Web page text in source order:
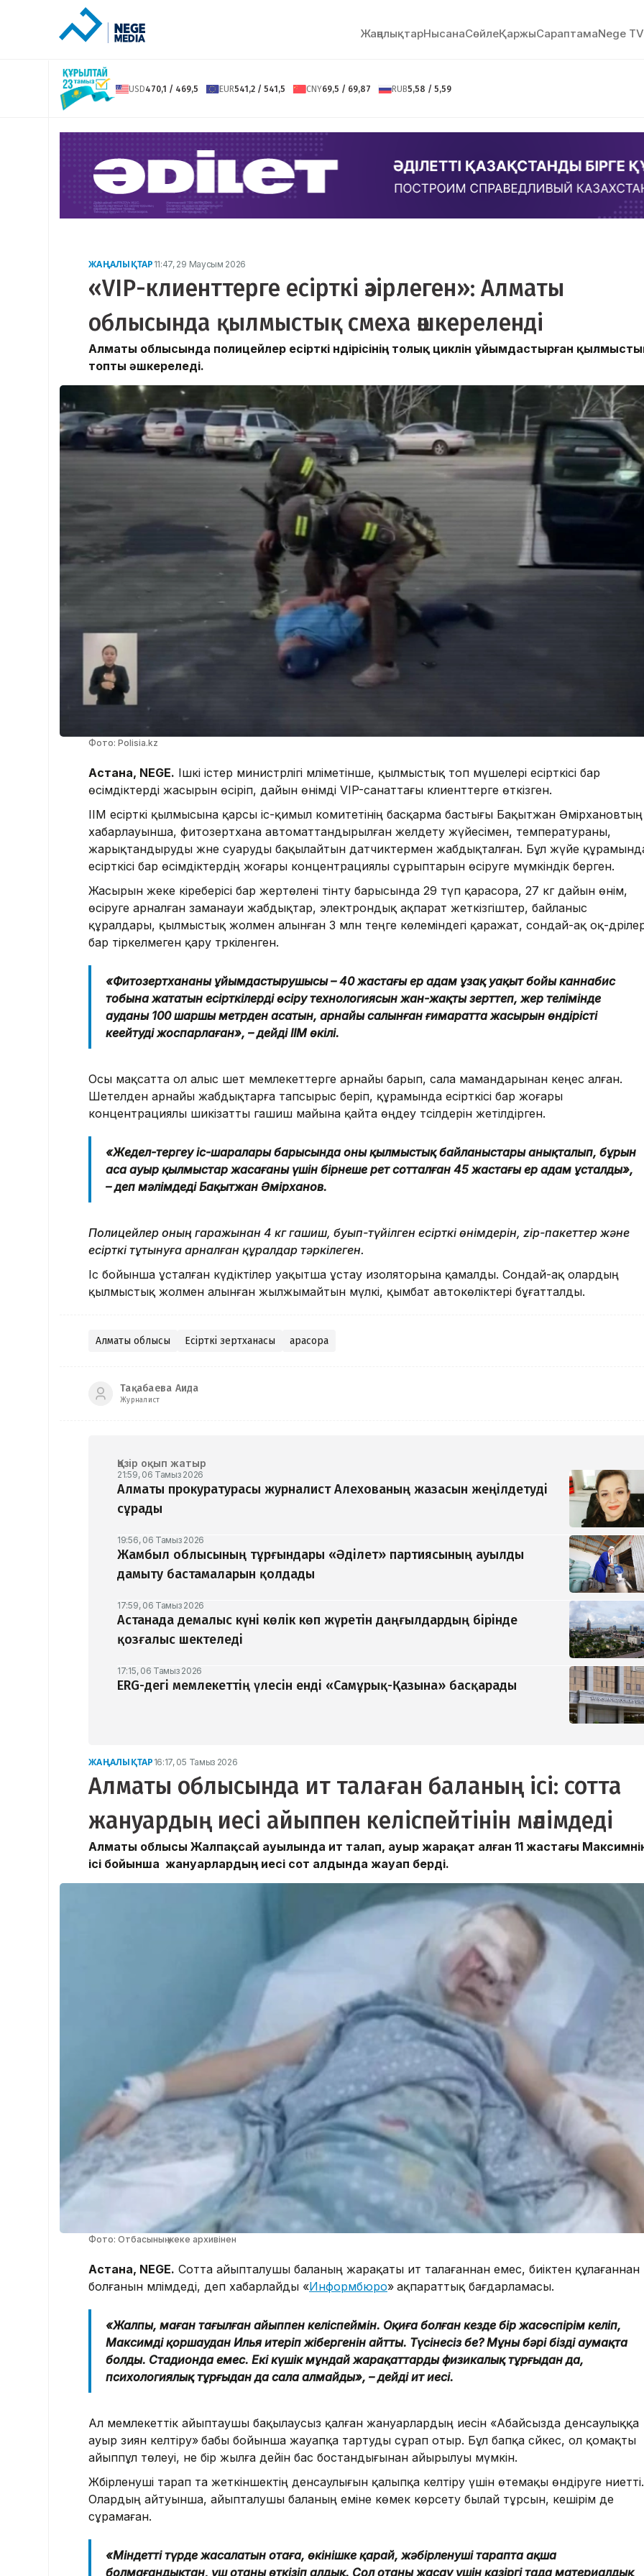
ЖаңалықтарНысанаСөйлeҚаржыСараптамаNege TV
USD470,1 / 469,5 EUR541,2 / 541,5 CNY69,5 / 69,87 RUB5,58 / 5,59
ЖАҢАЛЫҚТАР 11:47, 29 Маусым 2026
«VIP-клиенттерге есірткі әзірлеген»: Алматы
облысында қылмыстық смеха әшкереленді
Алматы облысында полицейлер есірткі өндірісінің толық циклін ұйымдастырған
топты әшкереледі.
Фото: Polisia.kz
Астана, NEGE. Ішкі істер министрлігі мәліметінше, қылмыстық топ мүшелері есірткісі бар
өсімдіктерді жасырын өсіріп, дайын өнімді VIP-санаттағы клиенттерге өткізген.
ІІМ есірткі қылмысына қарсы іс-қимыл комитетінің басқарма бастығы Бақытжан Әмірхановтың
хабарлауынша, фитозертхана автоматтандырылған желдету жүйесімен, температураны,
жарықтандыруды және суаруды бақылайтын датчиктермен жабдықталған. Бұл жүйе
есірткісі бар өсімдіктердің жоғары концентрациялы сұрыптарын өсіруге мүмкіндік берген.
Жасырын жеке кіреберісі бар жертөлені тінту барысында 29 түп қарасора, 27 кг дайын өнім,
өсіруге арналған заманауи жабдықтар, электрондық ақпарат жеткізгіштер, байланыс
құралдары, қылмыстық жолмен алынған 3 млн теңге көлеміндегі қаражат, сондай-ақ оқ-
бар тіркелмеген қару тәркіленген.
«Фитозертхананың ұйымдастырушысы – 40 жастағы ер адам ұзақ уақыт бойы каннабис
тобына жататын есірткілерді өсіру технологиясын жан-жақты зерттеп, жер телімінде
ауданы 100 шаршы метрден асатын, арнайы салынған ғимаратта жасырын өндірісті
кеңейтуді жоспарлаған», – дейді ІІМ өкілі.
Осы мақсатта ол алыс шет мемлекеттерге арнайы барып, сала мамандарынан кеңес алған.
Шетелден арнайы жабдықтарға тапсырыс беріп, құрамында есірткісі бар жоғары
концентрациялы шикізатты гашиш майына қайта өңдеу тәсілдерін жетілдірген.
«Жедел-тергеу іс-шаралары барысында оның қылмыстық байланыстары анықталып, бұрын
аса ауыр қылмыстар жасағаны үшін бірнеше рет сотталған 45 жастағы ер адам ұсталды»,
– деп мәлімдеді Бақытжан Әмірханов.
Полицейлер оның гаражынан 4 кг гашиш, буып-түйілген есірткі өнімдерін, zip-пакеттер және
есірткі тұтынуға арналған құралдар тәркілеген.
Іс бойынша ұсталған күдіктілер уақытша ұстау изоляторына қамалды. Сондай-ақ олардың
қылмыстық жолмен алынған жылжымайтын мүлкі, қымбат автокөліктері бұғатталды.
Алматы облысы Есірткі зертханасы Қарасора
Тақабаева Аида
Журналист
Қазір оқып жатыр
21:59, 06 Тамыз 2026
Алматы прокуратурасы журналист Алехованың жазасын жеңілдетуді
сұрады
19:56, 06 Тамыз 2026
Жамбыл облысының тұрғындары «Әділет» партиясының ауылды
дамыту бастамаларын қолдады
17:59, 06 Тамыз 2026
Астанада демалыс күні көлік көп жүретін даңғылдардың бірінде
қозғалыс шектеледі
17:15, 06 Тамыз 2026
ERG-дегі мемлекеттің үлесін енді «Самұрық-Қазына» басқарады
ЖАҢАЛЫҚТАР 16:17, 05 Тамыз 2026
Алматы облысында ит талаған баланың ісі: сотта
жануардың иесі айыппен келіспейтінін мәлімдеді
Алматы облысы Жалпақсай ауылында ит талап, ауыр жарақат алған 11 жастағы
ісі бойынша жануарлардың иесі сот алдында жауап берді.
Фото: Отбасының жеке архивінен
Астана, NEGE. Сотта айыпталушы баланың жарақаты ит талағаннан емес, биіктен құлағаннан
болғанын мәлімдеді, деп хабарлайды «Информбюро» ақпараттық бағдарламасы.
«Жалпы, маған тағылған айыппен келіспеймін. Оқиға болған кезде бір жасөспірім келіп,
Максимді қоршаудан Илья итеріп жібергенін айтты. Түсінесіз бе? Мұның бәрі біздің аумақта
болды. Стадионда емес. Екі күшік мұндай жарақаттарды физикалық тұрғыдан да,
психологиялық тұрғыдан да сала алмайды», – дейді ит иесі.
Ал мемлекеттік айыптаушы бақылаусыз қалған жануарлардың иесін «Абайсызда денсаулыққа
ауыр зиян келтiру» бабы бойынша жауапқа тартуды сұрап отыр. Бұл бапқа сәйкес, ол қомақты
айыппұл төлеуі, не бір жылға дейін бас бостандығынан айырылуы мүмкін.
Жәбірленуші тарап та жеткіншектің денсаулығын қалыпқа келтіру үшін өтемақы өндіруге ниетті.
Олардың айтуынша, айыпталушы баланың еміне көмек көрсету былай тұрсын, кешірім де
сұрамаған.
«Міндетті түрде жасалатын отаға, өкінішке қарай, жәбірленуші тарапта ақша
болмағандықтан, үш отаны өткізіп алдық. Сол отаны жасау үшін қазіргі таңда материалдық